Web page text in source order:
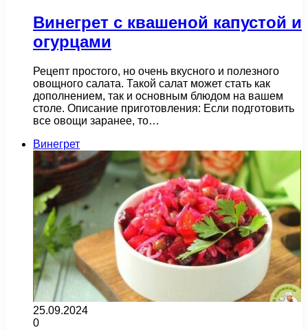
Винегрет с квашеной капустой и
огурцами
Рецепт простого, но очень вкусного и полезного
овощного салата. Такой салат может стать как
дополнением, так и основным блюдом на вашем
столе. Описание приготовления: Если подготовить
все овощи заранее, то…
Винегрет
25.09.2024
0